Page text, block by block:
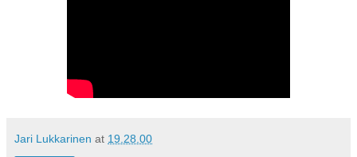
Jari Lukkarinen at 19.28.00